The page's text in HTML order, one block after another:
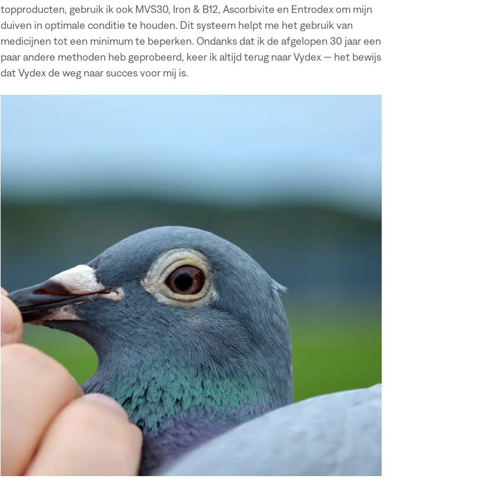
topproducten, gebruik ik ook MVS30, Iron & B12, Ascorbivite en Entrodex om mijn
duiven in optimale conditie te houden. Dit systeem helpt me het gebruik van
medicijnen tot een minimum te beperken. Ondanks dat ik de afgelopen 30 jaar een
paar andere methoden heb geprobeerd, keer ik altijd terug naar Vydex — het bewijs
dat Vydex de weg naar succes voor mij is.